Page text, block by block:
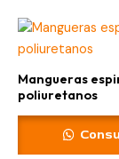
Mangueras
poliuretanos